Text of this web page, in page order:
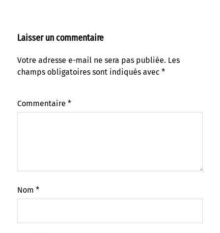
Laisser un commentaire
Votre adresse e-mail ne sera pas publiée. Les
champs obligatoires sont indiqués avec *
Commentaire *
Nom *